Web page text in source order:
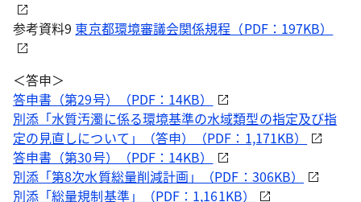
参考資料9 東京都環境審議会関係規程（PDF：197KB）
＜答申＞
答申書（第29号）（PDF：14KB）
別添「水質汚濁に係る環境基準の水域類型の指定及び指
定の見直しについて」（答申）（PDF：1,171KB）
答申書（第30号）（PDF：14KB）
別添「第8次水質総量削減計画」（PDF：306KB）
別添「総量規制基準」（PDF：1,161KB）